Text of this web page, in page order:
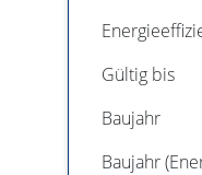
Gültig bis
Baujahr
Baujahr